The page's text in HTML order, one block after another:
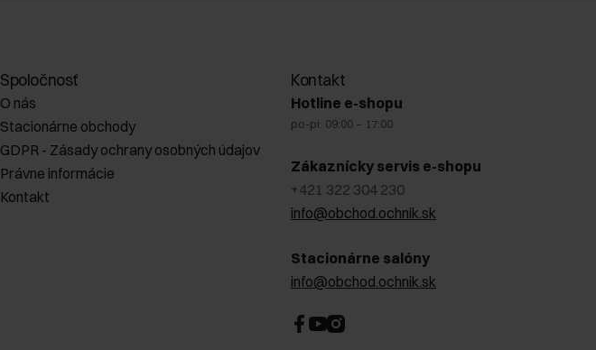
Spoločnosť
O nás
Stacionárne obchody
GDPR - Zásady ochrany osobných údajov
Právne informácie
Kontakt
Kontakt
Hotline e-shopu
po-pi: 09:00 – 17:00
Zákaznícky servis e-shopu
+421 322 304 230
info@obchod.ochnik.sk
Stacionárne salóny
info@obchod.ochnik.sk